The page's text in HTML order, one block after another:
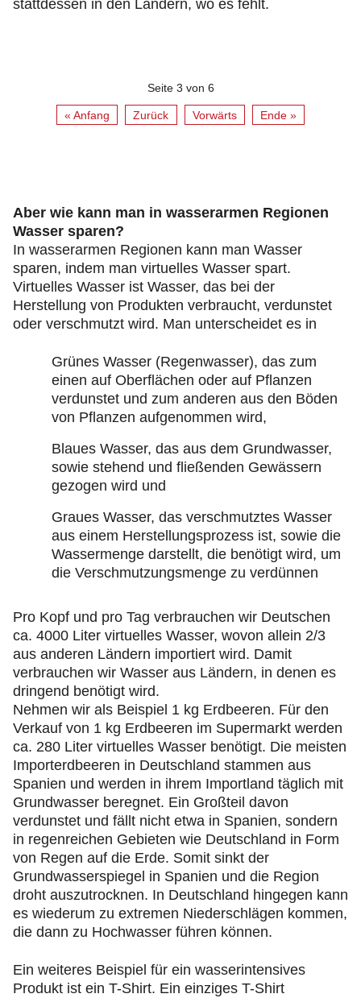
stattdessen in den Ländern, wo es fehlt.
Seite 3 von 6
« Anfang Zurück Vorwärts Ende »
Aber wie kann man in wasserarmen Regionen
Wasser sparen?
In wasserarmen Regionen kann man Wasser
sparen, indem man virtuelles Wasser spart.
Virtuelles Wasser ist Wasser, das bei der
Herstellung von Produkten verbraucht, verdunstet
oder verschmutzt wird. Man unterscheidet es in
Grünes Wasser (Regenwasser), das zum
einen auf Oberflächen oder auf Pflanzen
verdunstet und zum anderen aus den Böden
von Pflanzen aufgenommen wird,
Blaues Wasser, das aus dem Grundwasser,
sowie stehend und fließenden Gewässern
gezogen wird und
Graues Wasser, das verschmutztes Wasser
aus einem Herstellungsprozess ist, sowie die
Wassermenge darstellt, die benötigt wird, um
die Verschmutzungsmenge zu verdünnen
Pro Kopf und pro Tag verbrauchen wir Deutschen
ca. 4000 Liter virtuelles Wasser, wovon allein 2/3
aus anderen Ländern importiert wird. Damit
verbrauchen wir Wasser aus Ländern, in denen es
dringend benötigt wird.
Nehmen wir als Beispiel 1 kg Erdbeeren. Für den
Verkauf von 1 kg Erdbeeren im Supermarkt werden
ca. 280 Liter virtuelles Wasser benötigt. Die meisten
Importerdbeeren in Deutschland stammen aus
Spanien und werden in ihrem Importland täglich mit
Grundwasser beregnet. Ein Großteil davon
verdunstet und fällt nicht etwa in Spanien, sondern
in regenreichen Gebieten wie Deutschland in Form
von Regen auf die Erde. Somit sinkt der
Grundwasserspiegel in Spanien und die Region
droht auszutrocknen. In Deutschland hingegen kann
es wiederum zu extremen Niederschlägen kommen,
die dann zu Hochwasser führen können.
Ein weiteres Beispiel für ein wasserintensives
Produkt ist ein T-Shirt. Ein einziges T-Shirt